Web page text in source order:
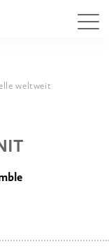
weltweit